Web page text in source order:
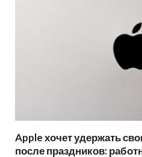
Apple хочет удержать
после праздников: